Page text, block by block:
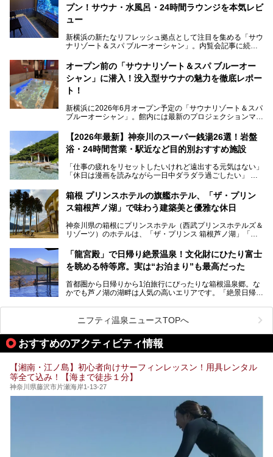
プン！サウナ・水風呂・24時間ラウンジを本気レビ
ュー
新横浜の新たなリフレッシュ拠点として注目を集める「サウ
ナリゾート＆スパ ブルーオーシャン」。内覧会記事に続
す。サウナや水風呂の気持ちよさはもちろん、リラックスス
ペースの過ごしやすさまで徹底チェック。新横浜エリアで日
常の疲れをリセットしたい人、ライブやスポーツ観戦遠征組
は必見です。
オープン前の「サウナリゾート＆スパ ブルーオー
シャン」に潜入！没入型サウナの魅力を徹底レポー
ト！
新横浜に2026年6月オープン予定の「サウナリゾート＆スパ
ブルーオーシャン」。館内には最新のプロジェクションマッ
的な“没入感（イマーシブ）”を体験できます。
今回は、そんな大注目の施設に一足先にお邪魔し、その全貌
を見学させていただきました！
サウナ室の中に咲き誇る桜、魚たちが泳ぐ水風呂、そしてバ
リのビーチを思わせる休憩スペース…。驚きの連続だった館
内の様子をレポートします！
【2026年最新】神奈川のスーパー銭湯26選！岩盤
浴・24時間営業・駅近など目的別おすすめ施設
「仕事の疲れをリセットしたいけれど遠出する元気はない」
「休日は漫画を読みながら一日中ダラダラ過ごしたい」
たい」
そんな「癒やされたい」という願いを叶えてくれるのが、神
神奈川県には、サウナや岩盤浴、一日中遊べるエンタメ施設
など、“非日常”を味わえるスーパー銭湯が数多く揃っていま
う」という人も多いはず。
そこで今回は、神奈川県内の人気施設26選を「安さ」「岩
業」「駅近」など、目的別に厳選して紹介します。
今の気分にぴったりの施設を見つけて、最高のリフレッシュ
箱根 プリンスホテルの旗艦ホテル、「ザ・プリン
ス箱根芦ノ湖」で味わう建築美と優雅な休日
神奈川県の箱根にプリンスホテル（西武プリンスホテルズ＆
リゾーツ）のホテルは、「ザ・プリンス 箱根芦ノ湖」「芦
「箱根仙石原プリンスホテル」と4軒あり、今回ご紹介する
「ザ・プリンス 箱根芦ノ湖」は、その中でもフラッグシッ
プ（旗艦）に位置づけられる特別なホテルです。
昭和の日本を代表する建築家の一人、村野藤吾が芦ノ湖の畔
に建てた桃源郷のようなホテルがここ。自家源泉の温泉や、
提供元：株式会社西武・プリンスホテルズワールドワイド
【PR】
この記事はザ・プリンス 箱根芦ノ湖のPR記事です。
「龍宮殿」で日帰り絶景温泉！文化財にひたり富士
を眺める特等席。実は“お泊まり”も最高だった
首都圏から日帰りから1泊旅行にぴったりな箱根温泉郷。な
かでも芦ノ湖の湖畔は人気の高いエリアです。「絶景日帰り
が楽しめるまさに眺望自慢の日帰り温泉。
そしてここは全24室の「箱根 芦ノ湖畔蛸川温泉 龍宮殿」と
して宿泊もできます。宿泊者は「龍宮殿本館」の営業時間に
加えて、朝6時からの宿泊者専用時間帯にも「龍宮殿本館」
のお風呂が利用できます。
今回は日帰り温泉としての「絶景日帰り温泉 龍宮殿本館
（以下、龍宮殿本館）」と、旅館としての「箱根 芦ノ湖畔
蛸川温泉 龍宮殿（以下、龍宮殿）」の両方の魅力をたっぷ
りお伝えします！
ここは箱根神社、九頭龍神社、白龍神社、箱根元宮と箱根の
4つの神社に囲まれたパワースポットです。
提供元：株式会社西武・プリンスホテルズワールドワイド
この記事は箱根 芦ノ湖畔蛸川温泉 龍宮殿のPR記事です。
ニフティ温泉ニュースTOPへ
おすすめのアクティビティ情報
【湘南・江ノ島】初心者向けサーフィンレッスン！用具レンタル
等全て込み！【海まで徒歩１分】
神奈川県藤沢市片瀬海岸1-13-27